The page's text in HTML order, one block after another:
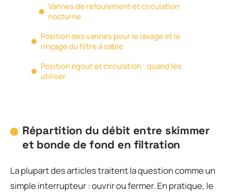
Vannes de refoulement et circulation
nocturne
Position des vannes pour le lavage et le
rinçage du filtre à sable
Position égout et circulation : quand les
utiliser
Répartition du débit entre skimmer
et bonde de fond en filtration
La plupart des articles traitent la question comme un
simple interrupteur : ouvrir ou fermer. En pratique, le